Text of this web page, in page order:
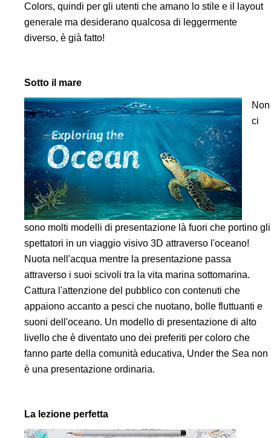
Colors, quindi per gli utenti che amano lo stile e il layout
generale ma desiderano qualcosa di leggermente
diverso, è già fatto!
Sotto il mare
Non
ci
sono molti modelli di presentazione là fuori che portino gli
spettatori in un viaggio visivo 3D attraverso l'oceano!
Nuota nell'acqua mentre la presentazione passa
attraverso i suoi scivoli tra la vita marina sottomarina.
Cattura l'attenzione del pubblico con contenuti che
appaiono accanto a pesci che nuotano, bolle fluttuanti e
suoni dell'oceano. Un modello di presentazione di alto
livello che è diventato uno dei preferiti per coloro che
fanno parte della comunità educativa, Under the Sea non
è una presentazione ordinaria.
La lezione perfetta